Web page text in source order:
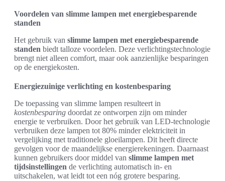
Voordelen van slimme lampen met energiebesparende
standen
Het gebruik van slimme lampen met energiebesparende
standen biedt talloze voordelen. Deze verlichtingstechnologie
brengt niet alleen comfort, maar ook aanzienlijke besparingen
op de energiekosten.
Energiezuinige verlichting en kostenbesparing
De toepassing van slimme lampen resulteert in
kostenbesparing doordat ze ontworpen zijn om minder
energie te verbruiken. Door het gebruik van LED-technologie
verbruiken deze lampen tot 80% minder elektriciteit in
vergelijking met traditionele gloeilampen. Dit heeft directe
gevolgen voor de maandelijkse energierekeningen. Daarnaast
kunnen gebruikers door middel van slimme lampen met
tijdsinstellingen de verlichting automatisch in- en
uitschakelen, wat leidt tot een nóg grotere besparing.